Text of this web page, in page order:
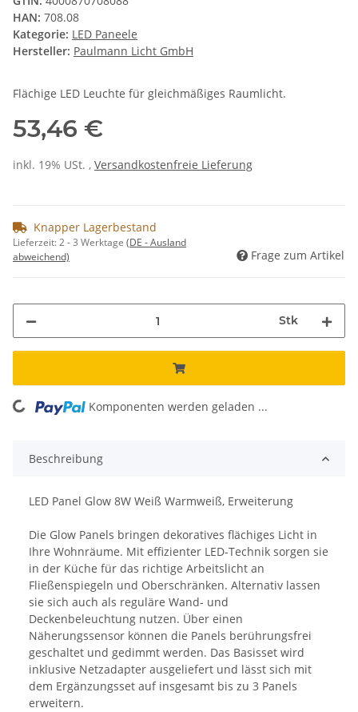
HAN: 708.08
Kategorie: LED Paneele
Hersteller: Paulmann Licht GmbH
Flächige LED Leuchte für gleichmäßiges Raumlicht.
53,46 €
inkl. 19% USt. , Versandkostenfreie Lieferung
Knapper Lagerbestand
Lieferzeit:2 - 3 Werktage (DE - Ausland
abweichend)
Frage zum Artikel
Stk
Komponenten werden geladen ...
Beschreibung
LED Panel Glow 8W Weiß Warmweiß, Erweiterung
Die Glow Panels bringen dekoratives flächiges Licht in
Ihre Wohnräume. Mit effizienter LED-Technik sorgen sie
in der Küche für das richtige Arbeitslicht an
Fließenspiegeln und Oberschränken. Alternativ lassen
sie sich auch als reguläre Wand- und
Deckenbeleuchtung nutzen. Über einen
Näherungssensor können die Panels berührungsfrei
geschaltet und gedimmt werden. Das Basisset wird
inklusive Netzadapter ausgeliefert und lässt sich mit
dem Ergänzungsset auf insgesamt bis zu 3 Panels
erweitern.